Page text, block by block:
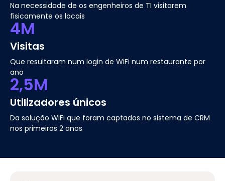
Na necessidade de os engenheiros de TI visitarem
fisicamente os locais
4M
Visitas
Que resultaram num login de WiFi num restaurante por
ano
2,5M
Utilizadores únicos
Da solução WiFi que foram captados no sistema de CRM
nos primeiros 2 anos